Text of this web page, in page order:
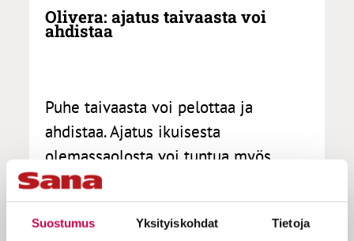
Suostumus Yksityiskohdat Tietoja
Olivera: ajatus taivaasta voi
ahdistaa
Puhe taivaasta voi pelottaa ja
ahdistaa. Ajatus ikuisesta
olemassaolosta voi tuntua myös
tyhjänpäiväiseltä, jos mielikuviin ei
liity mitään, mitä rakastaa. Puuttuuko
kristillisestä julistuksesta jotain